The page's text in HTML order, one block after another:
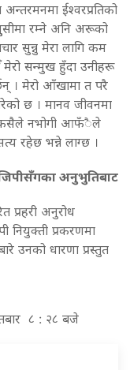
ईश्वरप्रतिको
रम्ने अनि अरूको
सुन्नु मेरा लागि कम
मेरो सन्मुख हुँदा उनीहरू
। मेरो आँखामा त परै
छ । मानव जीवनमा
कसैले नभोगी आफँैले
रहेछ भन्ने लाग्छ ।
अनुभुतिबाट
प्रहरी अनुरोध
नियुक्ती प्रकरणमा
उनको धारणा प्रस्तुत
८ : २८ बजे